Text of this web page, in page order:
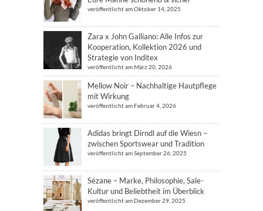
veröffentlicht am Oktober 14, 2025
Zara x John Galliano: Alle Infos zur
Kooperation, Kollektion 2026 und
Strategie von Inditex
veröffentlicht am März 20, 2026
Mellow Noir – Nachhaltige Hautpflege
mit Wirkung
veröffentlicht am Februar 4, 2026
Adidas bringt Dirndl auf die Wiesn –
zwischen Sportswear und Tradition
veröffentlicht am September 26, 2025
Sézane – Marke, Philosophie, Sale-
Kultur und Beliebtheit im Überblick
veröffentlicht am Dezember 29, 2025